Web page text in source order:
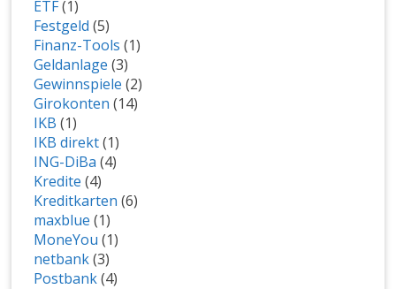
ETF(1)
Festgeld (5)
Finanz-Tools (1)
Geldanlage (3)
Gewinnspiele (2)
Girokonten (14)
IKB (1)
IKB direkt(1)
ING-DiBa (4)
Kredite (4)
Kreditkarten (6)
maxblue (1)
MoneYou (1)
netbank(3)
Postbank(4)